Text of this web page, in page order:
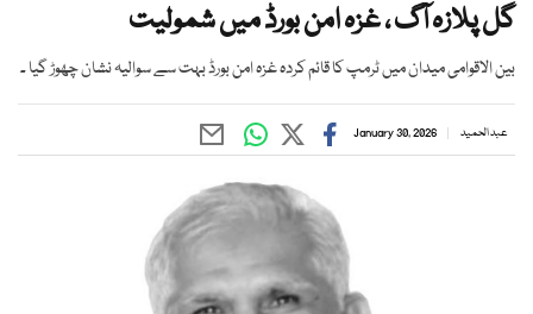
گل پلازہ آگ ، غزہ امن بورڈ میں شمولیت
بین الاقوامی میدان میں ٹرمپ کا قائم کردہ غزہ امن بورڈ بہت سے سوالیہ نشان چھوڑ گیا ۔
عبد الحمید January 30, 2026